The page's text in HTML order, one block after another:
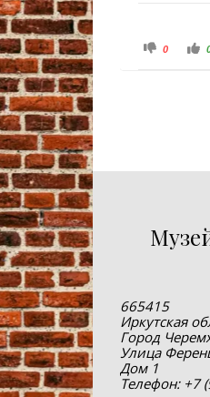
Голосуйте -
0
665415
Иркутская
Город
Улица
Дом 1
Телефон: +7